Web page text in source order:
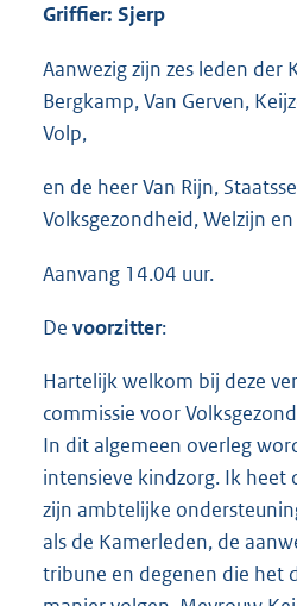
Griffier: Sjerp
Aanwezig zijn zes leden der
Bergkamp, Van Gerven,
Volp,
en de heer Van Rijn,
Volksgezondheid, Welzijn
Aanvang 14.04 uur.
De voorzitter:
Hartelijk welkom bij deze
commissie voor
In dit algemeen overleg
intensieve kindzorg. Ik heet
zijn ambtelijke
als de Kamerleden, de
tribune en degenen die het